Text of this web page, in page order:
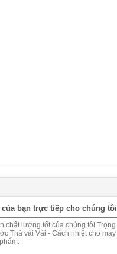
bạn trực tiếp cho chúng tôi